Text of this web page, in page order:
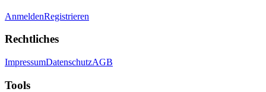
AnmeldenRegistrieren
Rechtliches
ImpressumDatenschutzAGB
Tools